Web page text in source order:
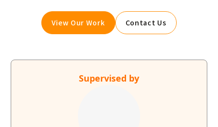
View Our Work Contact Us
Supervised by